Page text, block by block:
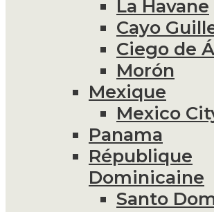
La Havane
Cayo
Ciego de
Morón
Mexique
Mexico
Panama
République
Dominicaine
Santo